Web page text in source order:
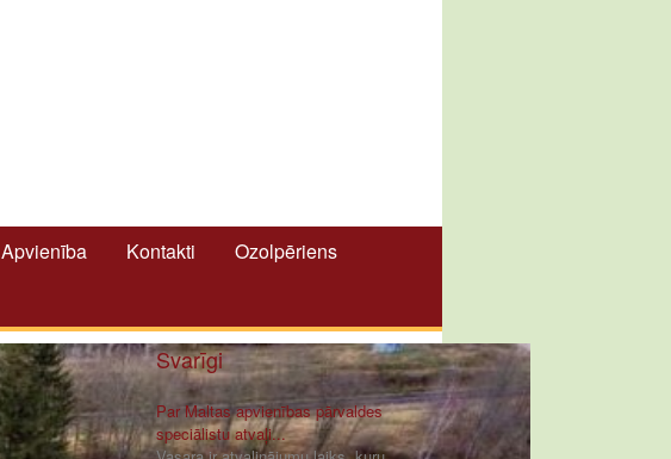
Apvienība Kontakti
Ozolpēriens
Svarīgi
Par Maltas apvienības pārvaldes
speciālistu atvaļi...